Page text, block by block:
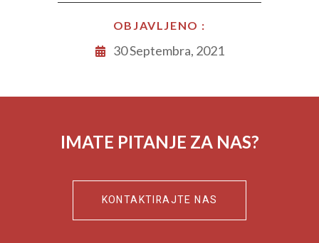
OBJAVLJENO :
30 Septembra, 2021
IMATE PITANJE ZA NAS?
KONTAKTIRAJTE NAS